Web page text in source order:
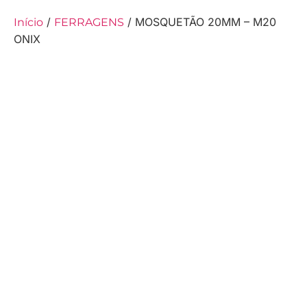
Início / FERRAGENS / MOSQUETÃO 20MM – M20
ONIX